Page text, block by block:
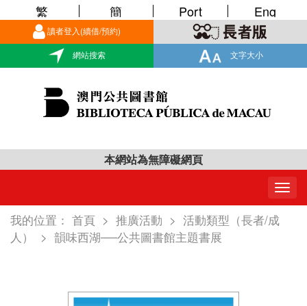
讀者登入(續借/預約)
網站搜索 文字大小
繁 簡 Port Eng
本網站為無障礙網頁
我的位置： 首頁 > 推廣活動 > 活動類型（長者/成
人）
> 韻味西湖──公共圖書館主題書展